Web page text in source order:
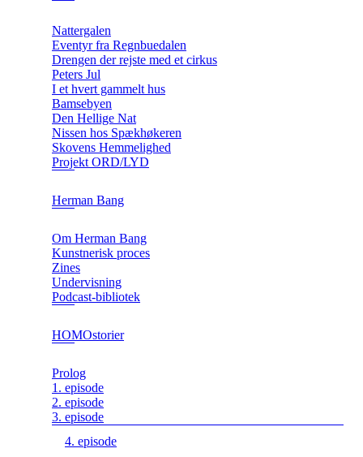
Nattergalen
Eventyr fra Regnbuedalen
Drengen der rejste med et cirkus
Peters Jul
I et hvert gammelt hus
Bamsebyen
Den Hellige Nat
Nissen hos Spækhøkeren
Skovens Hemmelighed
Projekt ORD/LYD
Herman Bang
Om Herman Bang
Kunstnerisk proces
Zines
Undervisning
Podcast-bibliotek
HOMOstorier
Prolog
1. episode
2. episode
3. episode
4. episode